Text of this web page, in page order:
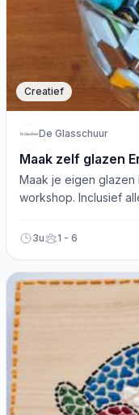
Creatief
De Glasschuur
Maak zelf glazen
Maak je eigen glazen
workshop. Inclusief
3u 1 - 6